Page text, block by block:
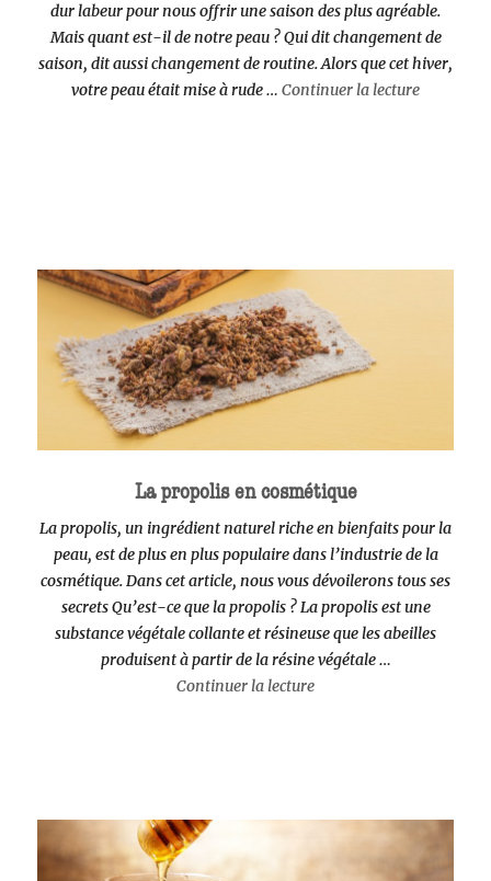
dur labeur pour nous offrir une saison des plus agréable.
Mais quant est-il de notre peau ? Qui dit changement de
saison, dit aussi changement de routine. Alors que cet hiver,
votre peau était mise à rude … Continuer la lecturede « La
La propolis en cosmétique
La propolis, un ingrédient naturel riche en bienfaits pour la
peau, est de plus en plus populaire dans l’industrie de la
cosmétique. Dans cet article, nous vous dévoilerons tous ses
secrets Qu’est-ce que la propolis ? La propolis est une
substance végétale collante et résineuse que les abeilles
produisent à partir de la résine végétale …
Continuer la lecturede « La propolis en